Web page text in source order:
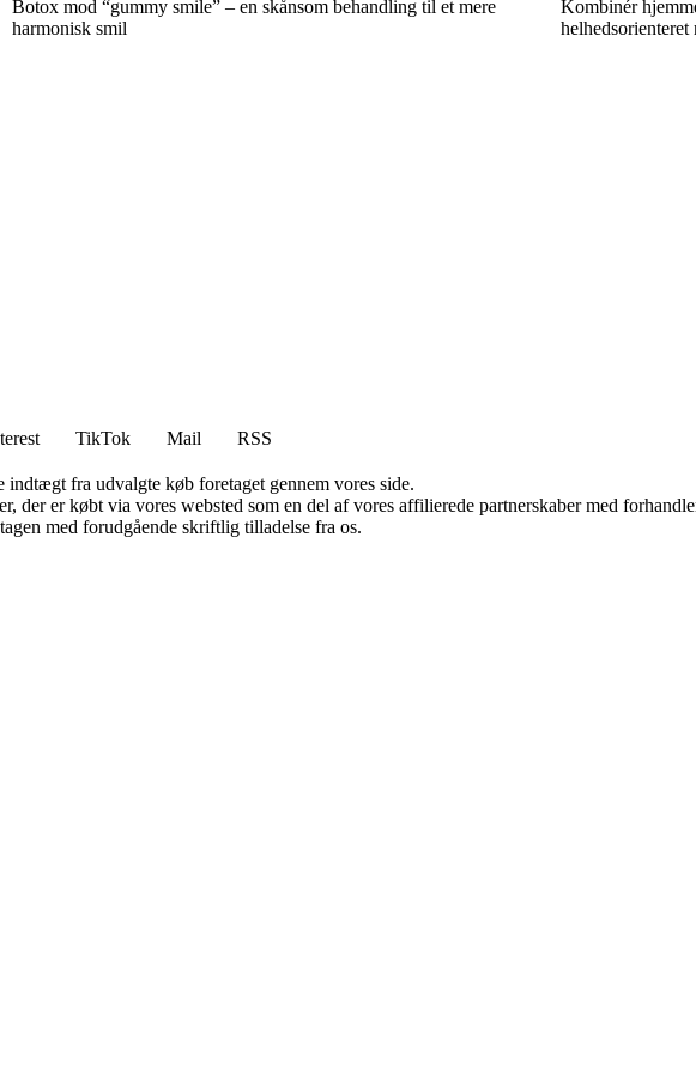
Botox mod “gummy smile” – en skånsom behandling til et mere
harmonisk smil
Kombinér
helhedsorienteret
TikTok Mail RSS
fra udvalgte køb foretaget gennem vores side.
er købt via vores websted som en del af vores affilierede partnerskaber med
med forudgående skriftlig tilladelse fra os.